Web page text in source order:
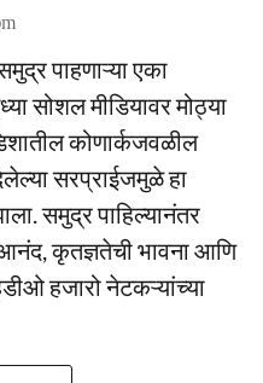
पाहणाऱ्या एका
सोशल मीडियावर मोठ्या
कोणार्कजवळील
सरप्राईजमुळे हा
समुद्र पाहिल्यानंतर
कृतज्ञतेची भावना आणि
हजारो नेटकऱ्यांच्या